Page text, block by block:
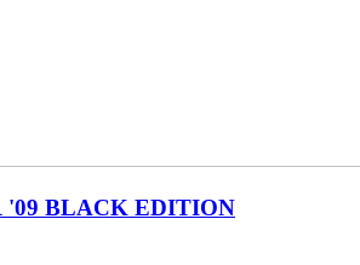
'09 BLACK EDITION